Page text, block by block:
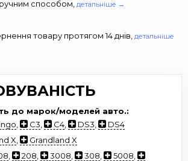
способом, детальніше →
товару протягом 14 днів, детальніше
до марок/моделей авто.:
C3 C4 DS3
DS4
X
Grandland X
208 3008 308 5008